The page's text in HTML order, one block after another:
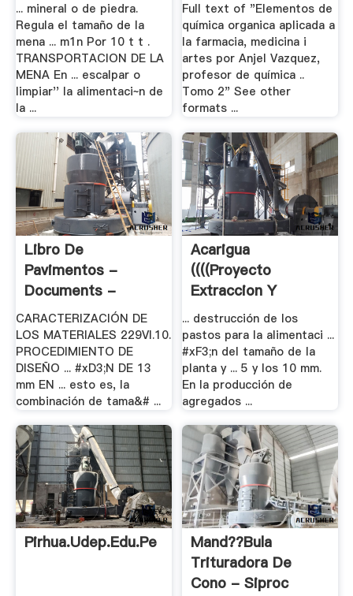
... mineral o de piedra.
Regula el tamaño de la
mena ... m1n Por 10 t t .
TRANSPORTACION DE LA
MENA En ... escalpar o
limpiar'' la alimentaci~n de
la ...
Full text of "Elementos de
química organica aplicada a
la farmacia, medicina i
artes por Anjel Vazquez,
profesor de química ..
Tomo 2" See other
formats ...
Libro De
Pavimentos -
Documents -
Myslide.es
CARACTERIZACIÓN DE
LOS MATERIALES 229VI.10.
PROCEDIMIENTO DE
DISEÑO ... #xD3;N DE 13
mm EN ... esto es, la
combinación de tama&# ...
Acarigua
((((proyecto
Extraccion Y
Procesamiento .
... destrucción de los
pastos para la alimentaci ...
#xF3;n del tamaño de la
planta y ... 5 y los 10 mm.
En la producción de
agregados ...
Pirhua.udep.edu.pe
Mand??bula
Trituradora De
Cono - Siproc